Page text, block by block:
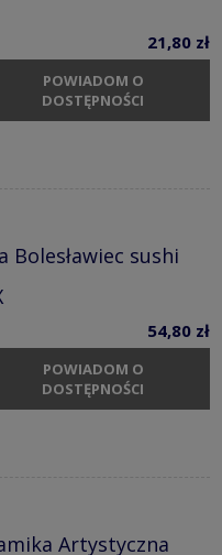
21,80 zł
POWIADOM O
DOSTĘPNOŚCI
Bolesławiec sushi
54,80 zł
POWIADOM O
DOSTĘPNOŚCI
Artystyczna